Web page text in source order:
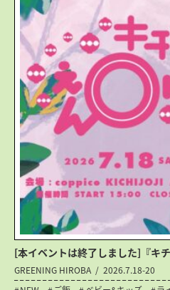
[本イベントは終了しました]『キ
GREENING HIROBA
2026.7.18-20